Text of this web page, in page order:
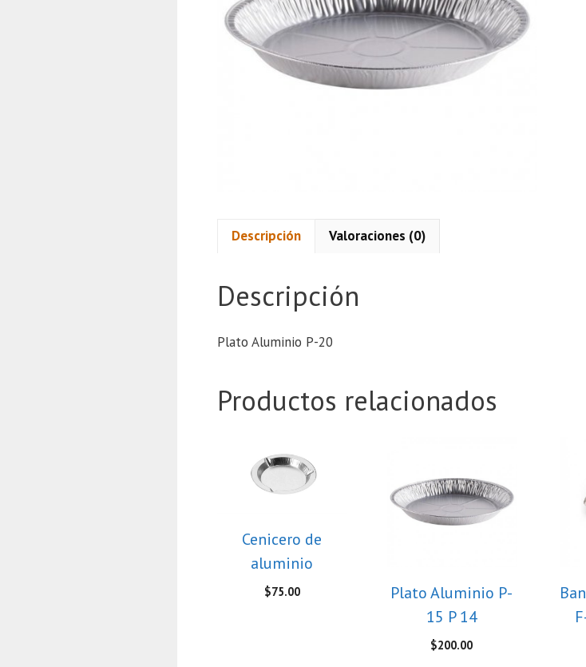
Descripción Valoraciones (0)
Descripción
Plato Aluminio P-20
Productos relacionados
Cenicero de
aluminio
$75.00
Plato Aluminio P-
15 P 14
$200.00